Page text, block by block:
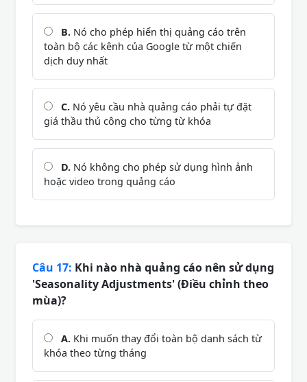
B. Nó cho phép hiển thị quảng cáo trên
toàn bộ các kênh của Google từ một chiến
dịch duy nhất
C. Nó yêu cầu nhà quảng cáo phải tự đặt
giá thầu thủ công cho từng từ khóa
D. Nó không cho phép sử dụng hình ảnh
hoặc video trong quảng cáo
Câu 17: Khi nào nhà quảng cáo nên sử dụng
'Seasonality Adjustments' (Điều chỉnh theo
mùa)?
A. Khi muốn thay đổi toàn bộ danh sách từ
khóa theo từng tháng